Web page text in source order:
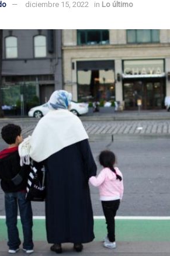
diciembre 15, 2022 in Lo último